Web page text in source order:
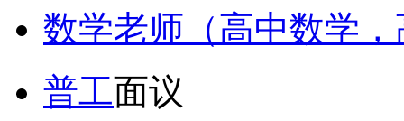
数学老师（高中数学
普工面议